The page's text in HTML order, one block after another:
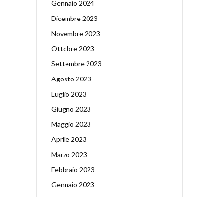
Gennaio 2024
Dicembre 2023
Novembre 2023
Ottobre 2023
Settembre 2023
Agosto 2023
Luglio 2023
Giugno 2023
Maggio 2023
Aprile 2023
Marzo 2023
Febbraio 2023
Gennaio 2023